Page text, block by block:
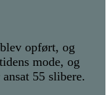
opført, og
mode, og
55 slibere.